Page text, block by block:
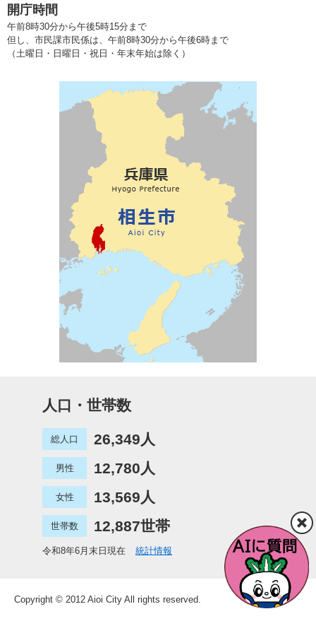
開庁時間
午前8時30分から午後5時15分まで
但し、市民課市民係は、午前8時30分から午後6時まで
（土曜日・日曜日・祝日・年末年始は除く）
人口・世帯数
総人口 26,349人
男性 12,780人
女性 13,569人
世帯数 12,887世帯
令和8年6月末日現在 統計情報
Copyright © 2012 Aioi City All rights reserved.